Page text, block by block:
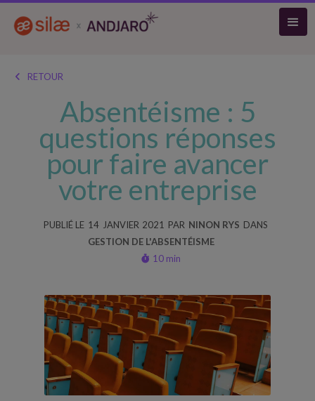
 RETOUR
Absentéisme : 5
questions réponses
pour faire avancer
votre entreprise
PUBLIÉ LE 14 JANVIER 2021 PAR NINON RYS DANS
GESTION DE L'ABSENTÉISME
 10 min